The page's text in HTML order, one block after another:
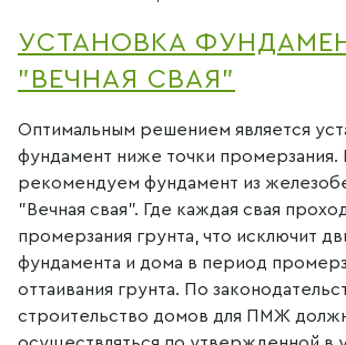
УСТАНОВКА
"ВЕЧНАЯ СВАЯ"
Оптимальным решением является
фундамент ниже точки
рекомендуем фундамент из
"Вечная свая". Где каждая свая
промерзания грунта, что исключит
фундамента и дома в период
оттаивания грунта. По
строительство домов для ПМЖ